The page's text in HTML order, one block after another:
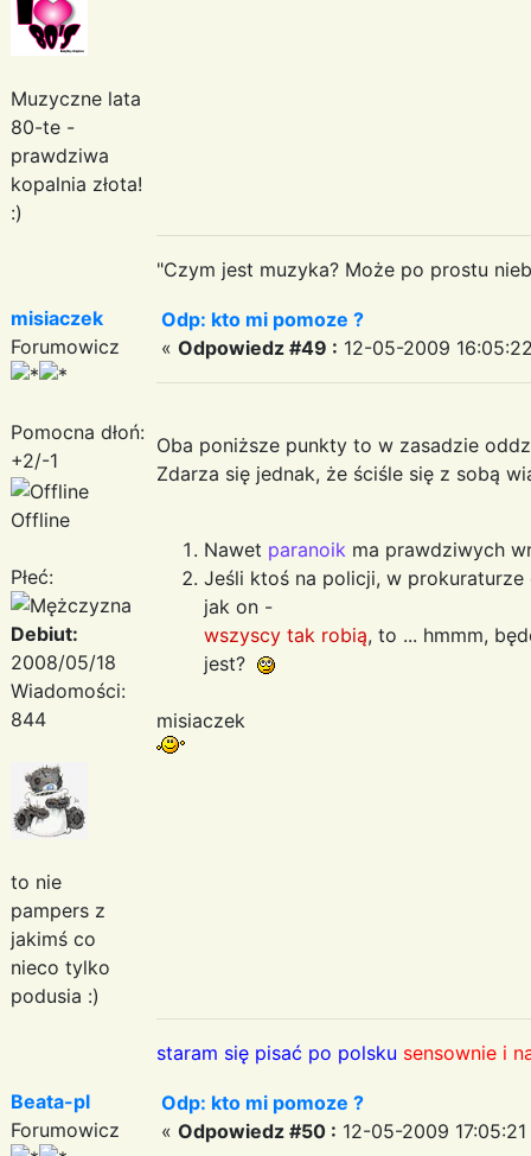
Muzyczne lata
80-te -
prawdziwa
kopalnia złota!
:)
"Czym jest muzyka? Może po prostu
misiaczek
Forumowicz
Pomocna dłoń:
+2/-1
Offline
Płeć:
Debiut:
2008/05/18
Wiadomości:
844
to nie
pampers z
jakimś co
nieco tylko
podusia :)
Odp: kto mi pomoze ?
« Odpowiedz #49 : 12-05-2009
Oba poniższe punkty to w zasadzie
Zdarza się jednak, że ściśle się z sobą
Nawet paranoik ma prawdziwych
Jeśli ktoś na policji, w
jak on -
wszyscy tak robią, to ... hmmm,
jest?
misiaczek
staram się pisać po polsku sensownie i
Beata-pl
Forumowicz
Odp: kto mi pomoze ?
« Odpowiedz #50 : 12-05-2009 17:05:21